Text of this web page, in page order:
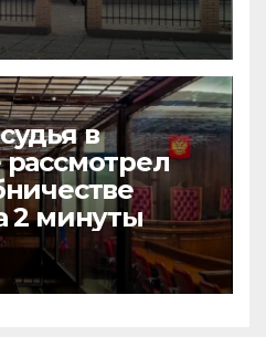
в
рассмотрел
2 минуты